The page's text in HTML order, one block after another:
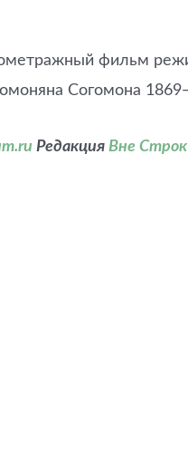
фильм
Согомона
Редакция Вне Строк